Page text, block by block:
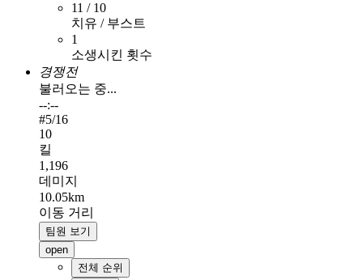
11 / 10
치유 / 부스트
1
소생시킨 횟수
경쟁전
불러오는 중...
--:--
#5/16
10
킬
1,196
데미지
10.05km
이동 거리
팀원 보기
open
전체 순위